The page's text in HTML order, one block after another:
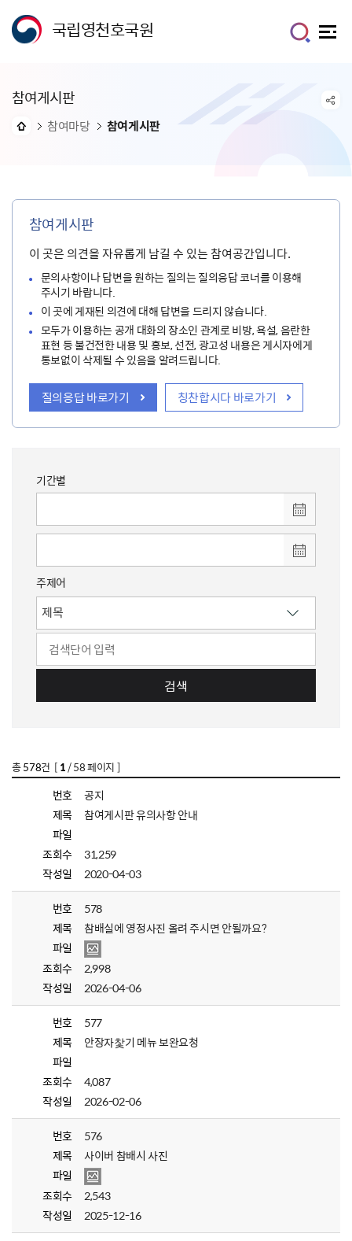
국립영천호국원
참여게시판
참여마당 참여게시판
참여게시판
이 곳은 의견을 자유롭게 남길 수 있는 참여공간입니다.
문의사항이나 답변을 원하는 질의는 질의응답 코너를 이용해
주시기 바랍니다.
이 곳에 게재된 의견에 대해 답변을 드리지 않습니다.
모두가 이용하는 공개 대화의 장소인 관계로 비방, 욕설, 음란한
표현 등 불건전한 내용 및 홍보, 선전, 광고성 내용은 게시자에게
통보없이 삭제될 수 있음을 알려드립니다.
질의응답 바로가기 칭찬합시다 바로가기
기간별
주제어
검색
총578건 [ 1/ 58 페이지 ]
번호
공지
제목
참여게시판 유의사항 안내
파일
조회수
31,259
작성일
2020-04-03
번호
578
제목
참배실에 영정사진 올려 주시면 안될까요?
파일
조회수
2,998
작성일
2026-04-06
번호
577
제목
안장자찿기 메뉴 보완요청
파일
조회수
4,087
작성일
2026-02-06
번호
576
제목
사이버 참배시 사진
파일
조회수
2,543
작성일
2025-12-16